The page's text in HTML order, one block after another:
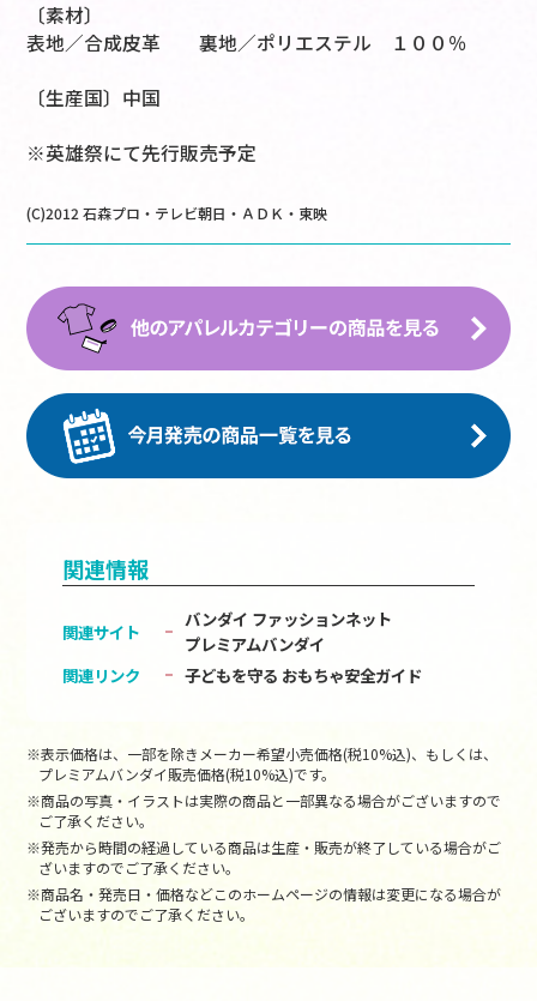
〔素材〕
表地／合成皮革 裏地／ポリエステル １００％
〔生産国〕中国
※英雄祭にて先行販売予定
(C)2012 石森プロ・テレビ朝日・ＡＤＫ・東映
関連情報
関連サイト
バンダイ ファッションネット
プレミアムバンダイ
関連リンク
子どもを守る おもちゃ安全ガイド
※表示価格は、一部を除きメーカー希望小売価格(税10%込)、もしくは、
プレミアムバンダイ販売価格(税10%込)です。
※商品の写真・イラストは実際の商品と一部異なる場合がございますので
ご了承ください。
※発売から時間の経過している商品は生産・販売が終了している場合がご
ざいますのでご了承ください。
※商品名・発売日・価格などこのホームページの情報は変更になる場合が
ございますのでご了承ください。